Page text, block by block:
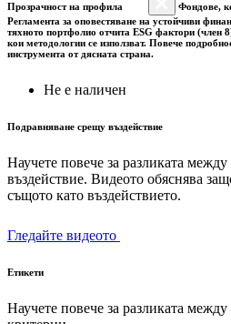
Прозрачност на профила
Фондове,
Регламента за оповестяване на устойчиви
тяхното портфолио отчита ESG фактори (член
кои методологии се използват. Повече
инструмента от дясната страна.
Не е наличен
Подравняване срещу въздействие
Научете повече за разликата
въздействие. Видеото обяснява
същото като въздействието.
Гледайте видеото
Етикети
Научете повече за разликата